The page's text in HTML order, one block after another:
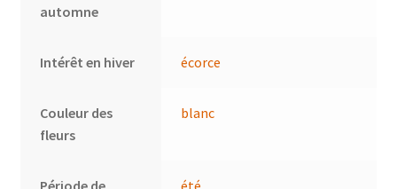
automne
Intérêt en hiver écorce
Couleur des
fleurs
blanc